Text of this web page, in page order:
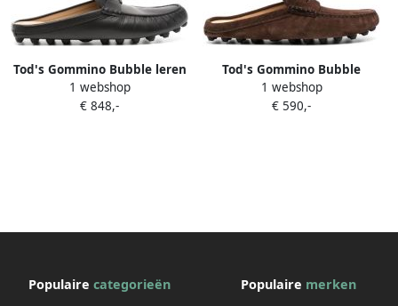
Tod's Gommino Bubble leren
muiltjes Zwart
1 webshop
€ 848,-
Tod's Gommino Bubble
suède muiltjes Bruin
1 webshop
€ 590,-
Populaire categorieën Populaire merken